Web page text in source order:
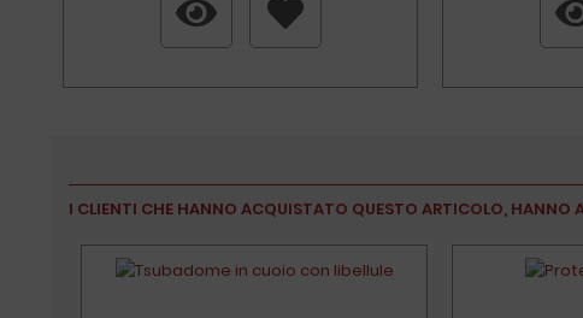
I CLIENTI CHE HANNO ACQUISTATO QUESTO ARTICOLO, HANNO